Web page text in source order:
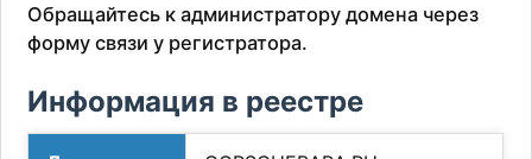
Обращайтесь к администратору домена через
форму связи у регистратора.
Информация в реестре